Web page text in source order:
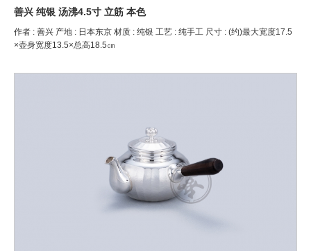
善兴 纯银 汤沸4.5寸 立筋 本色
作者 : 善兴 产地 : 日本东京 材质 : 纯银 工艺 : 纯手工 尺寸 : (约)最大宽度17.5
×壶身宽度13.5×总高18.5㎝